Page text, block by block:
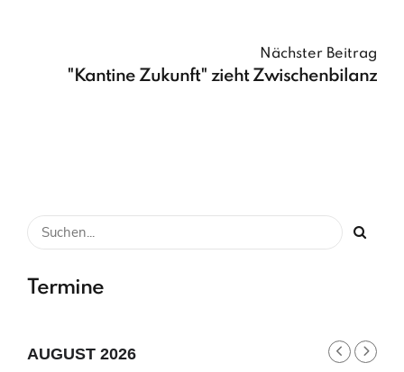
Nächster Beitrag
"Kantine Zukunft" zieht Zwischenbilanz
Termine
AUGUST 2026